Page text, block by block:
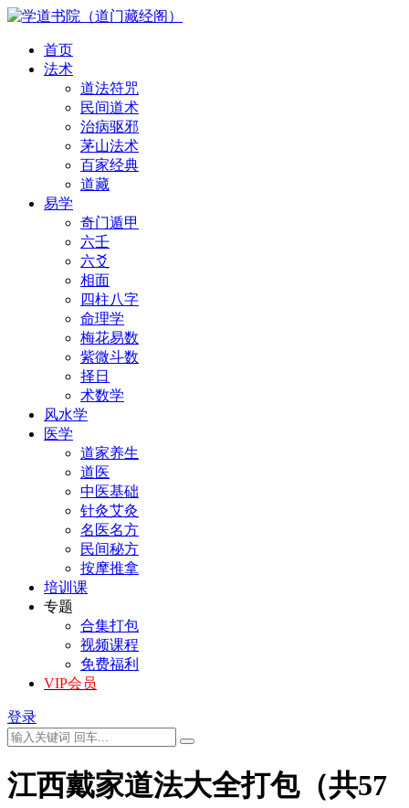
首页
法术
道法符咒
民间道术
治病驱邪
茅山法术
百家经典
道藏
易学
奇门遁甲
六壬
六爻
相面
四柱八字
命理学
梅花易数
紫微斗数
择日
术数学
风水学
医学
道家养生
道医
中医基础
针灸艾灸
名医名方
民间秘方
按摩推拿
培训课
专题
合集打包
视频课程
免费福利
VIP会员
登录
江西戴家道法大全打包（共57